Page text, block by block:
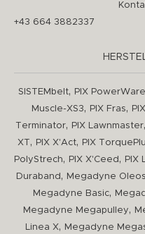
+43 664 3882337
SISTEMbelt, PIX PowerWare
Muscle-XS3, PIX Fras,
Terminator, PIX Lawnmaster,
XT, PIX X'Act, PIX
PolyStrech, PIX X'Ceed , PIX
Duraband , Megadyne
Megadyne Basic,
Megadyne Megapulley,
Linea X, Megadyne